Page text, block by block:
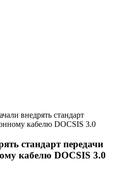
внедрять стандарт
кабелю DOCSIS 3.0
стандарт передачи
кабелю DOCSIS 3.0